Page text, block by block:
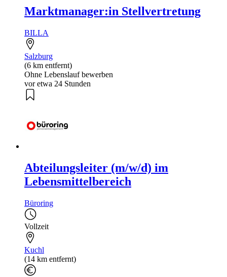
Marktmanager:in Stellvertretung
BILLA
Salzburg
(6 km entfernt)
Ohne Lebenslauf bewerben
vor etwa 24 Stunden
Abteilungsleiter (m/w/d) im
Lebensmittelbereich
Büroring
Vollzeit
Kuchl
(14 km entfernt)